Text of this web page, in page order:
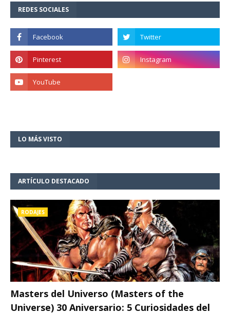
REDES SOCIALES
LO MÁS VISTO
ARTÍCULO DESTACADO
RODAJES
Masters del Universo (Masters of the
Universe) 30 Aniversario: 5 Curiosidades del